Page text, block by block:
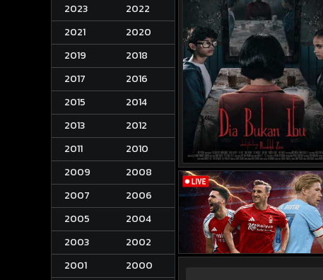
2023
2022
2021
2020
2019
2018
2017
2016
2015
2014
2013
2012
2011
2010
2009
2008
2007
2006
2005
2004
2003
2002
2001
2000